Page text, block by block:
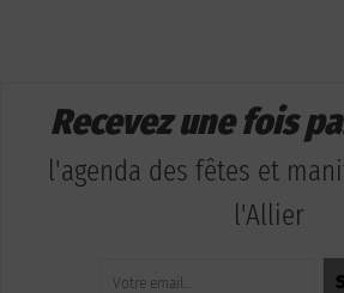
Recevez une fois
l'agenda des fêtes et
l'Allier